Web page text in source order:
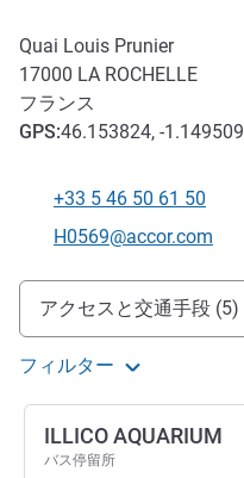
Quai Louis Prunier
17000 LA ROCHELLE
フランス
GPS:46.153824, -1.149509
電話番号
+33 5 46 50 61 50
Eメール
H0569@accor.com
アクセスと交通機関
アクセスと交通手段 (5)
フィルター
ILLICO AQUARIUM
バス停留所